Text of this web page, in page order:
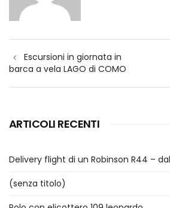
articoli
Escursioni in giornata in
barca a vela LAGO di COMO
ARTICOLI RECENTI
Delivery flight di un Robinson R44 –
(senza titolo)